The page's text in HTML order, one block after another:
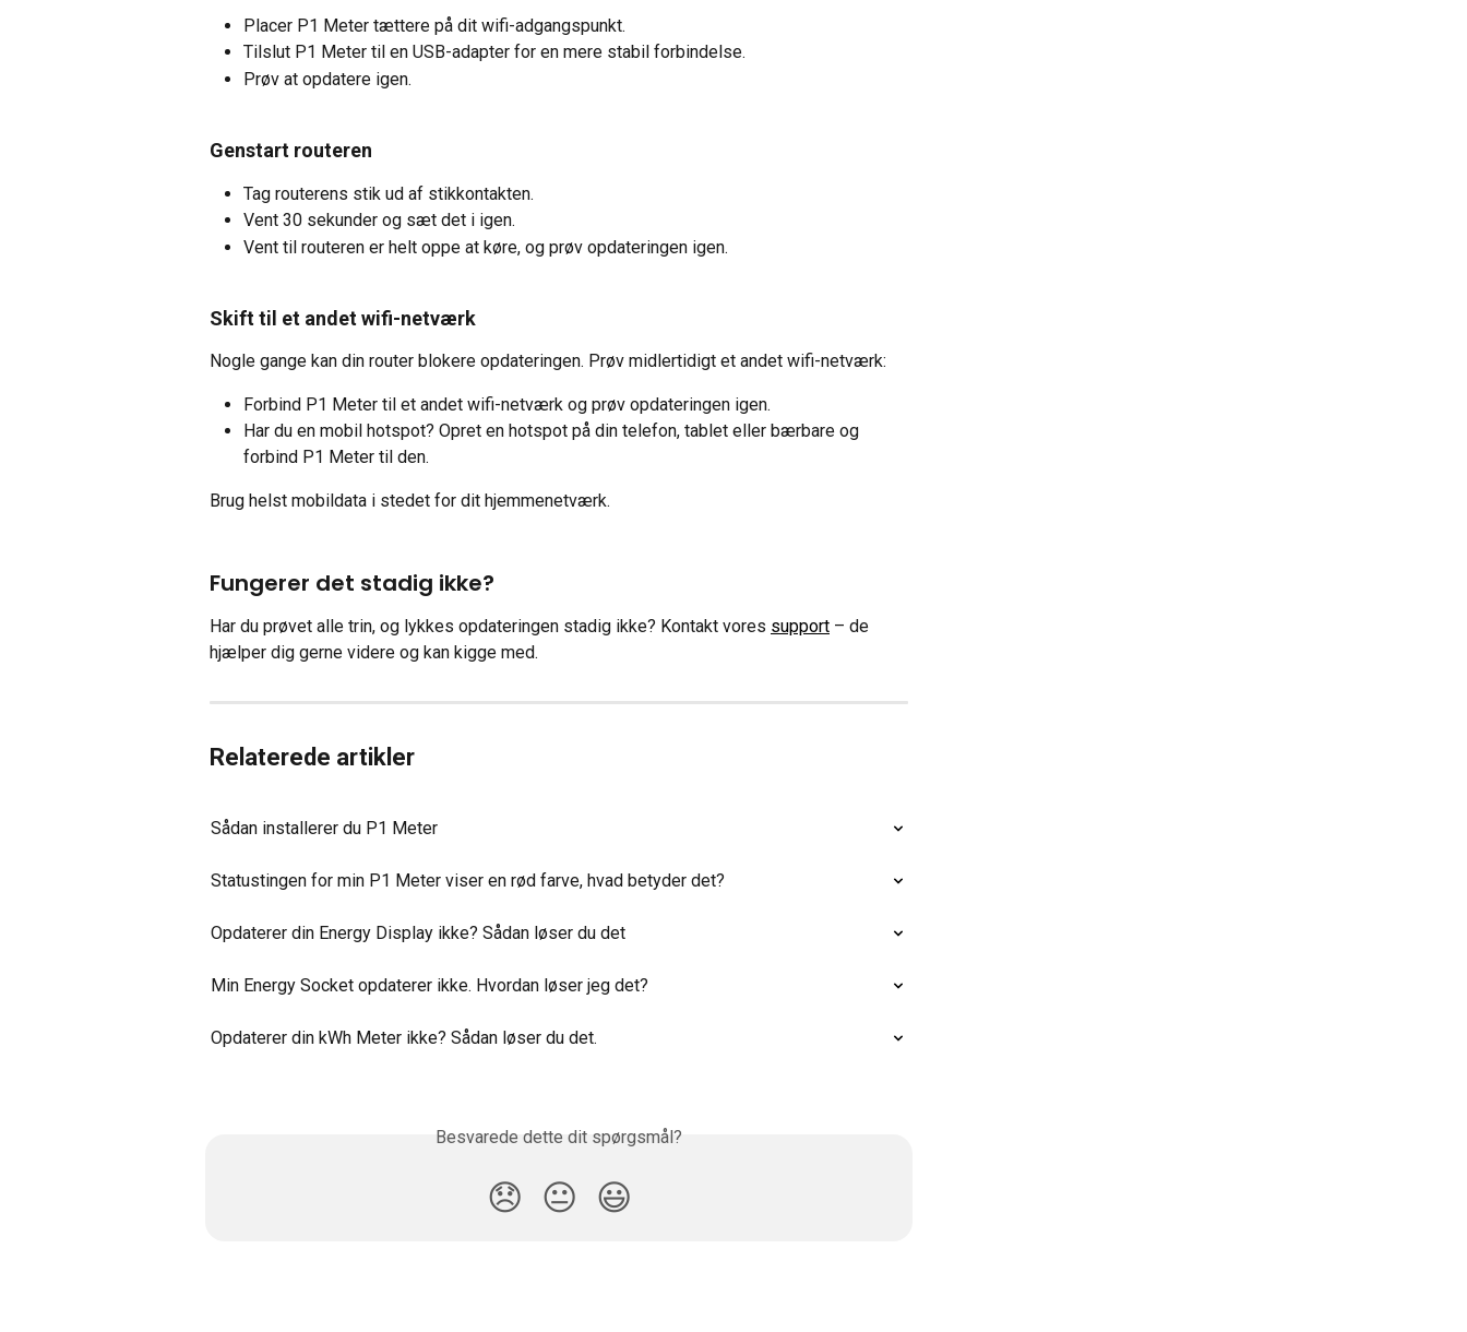
Placer P1 Meter tættere på dit wifi-adgangspunkt.
Tilslut P1 Meter til en USB-adapter for en mere stabil forbindelse.
Prøv at opdatere igen.
Genstart routeren
Tag routerens stik ud af stikkontakten.
Vent 30 sekunder og sæt det i igen.
Vent til routeren er helt oppe at køre, og prøv opdateringen igen.
Skift til et andet wifi-netværk
Nogle gange kan din router blokere opdateringen. Prøv midlertidigt et andet wifi-netværk:
Forbind P1 Meter til et andet wifi-netværk og prøv opdateringen igen.
Har du en mobil hotspot? Opret en hotspot på din telefon, tablet eller bærbare og
forbind P1 Meter til den.
Brug helst mobildata i stedet for dit hjemmenetværk.
Fungerer det stadig ikke?
Har du prøvet alle trin, og lykkes opdateringen stadig ikke? Kontakt vores support – de
hjælper dig gerne videre og kan kigge med.
Relaterede artikler
Sådan installerer du P1 Meter
Statustingen for min P1 Meter viser en rød farve, hvad betyder det?
Opdaterer din Energy Display ikke? Sådan løser du det
Min Energy Socket opdaterer ikke. Hvordan løser jeg det?
Opdaterer din kWh Meter ikke? Sådan løser du det.
Besvarede dette dit spørgsmål?
😞 😐 😃